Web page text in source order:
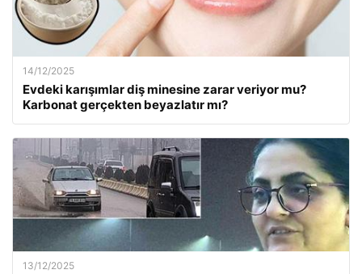
14/12/2025
Evdeki karışımlar diş minesine zarar veriyor mu?
Karbonat gerçekten beyazlatır mı?
13/12/2025